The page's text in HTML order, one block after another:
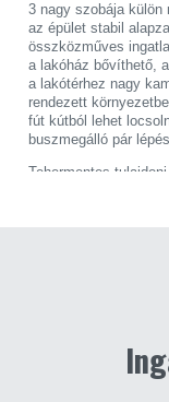
3 nagy szobája külön
az épület stabil
összközműves
a lakóház bővíthető,
a lakótérhez nagy
rendezett
fút kútból lehet
buszmegálló pár
Tehermentes
Ingyenes hitel